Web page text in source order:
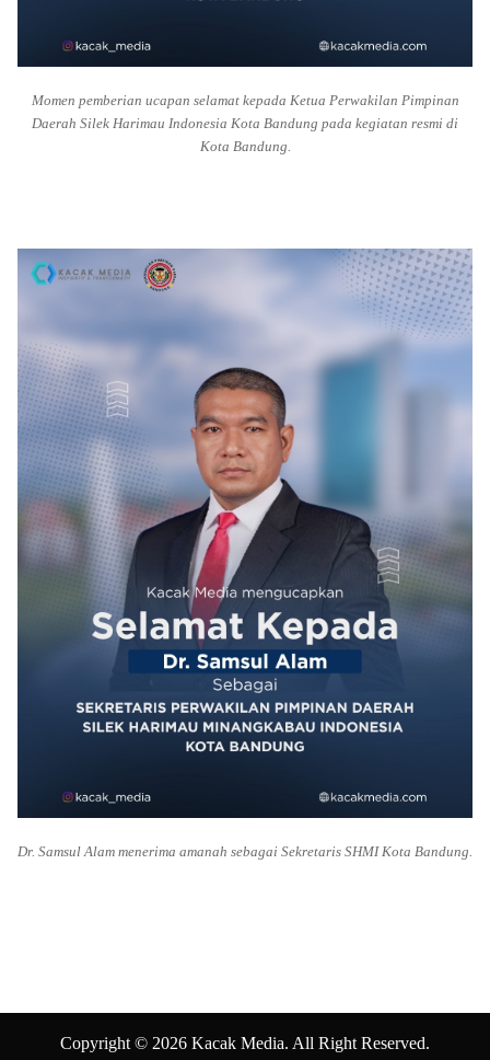
Momen pemberian ucapan selamat kepada Ketua Perwakilan Pimpinan
Daerah Silek Harimau Indonesia Kota Bandung pada kegiatan resmi di
Kota Bandung.
Dr. Samsul Alam menerima amanah sebagai Sekretaris SHMI Kota Bandung.
Copyright © 2026 Kacak Media. All Right Reserved.